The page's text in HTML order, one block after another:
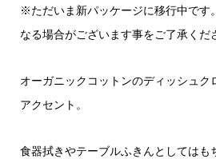
※ただいま新パッケージに移行中です
なる場合がございます事をご了承くだ
オーガニックコットンのディッシュク
アクセント。
食器拭きやテーブルふきんとしてはも